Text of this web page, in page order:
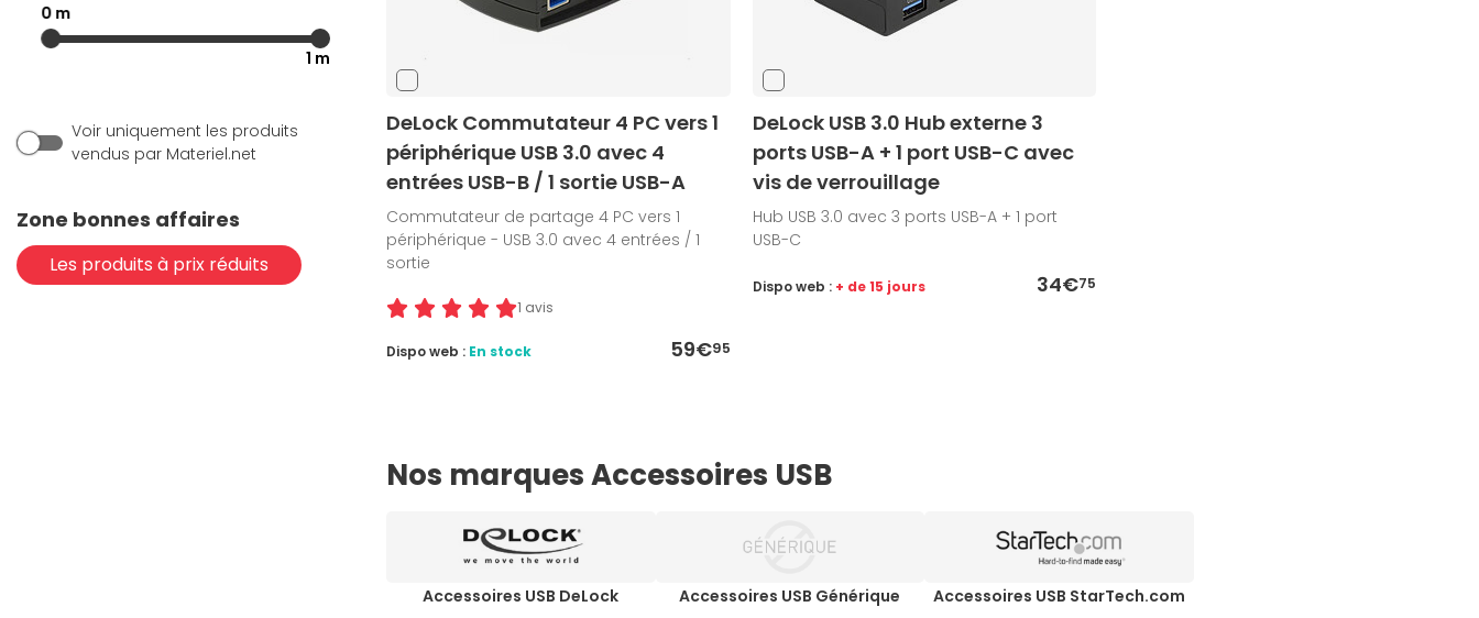
0 m
1 m
Voir uniquement les produits
vendus par Materiel.net
Zone bonnes affaires
Les produits à prix réduits
DeLock Commutateur 4 PC vers 1
périphérique USB 3.0 avec 4
entrées USB-B / 1 sortie USB-A
Commutateur de partage 4 PC vers 1
périphérique - USB 3.0 avec 4 entrées / 1
sortie
1 avis
59€95
Dispo web : En stock
DeLock USB 3.0 Hub externe 3
ports USB-A + 1 port USB-C avec
vis de verrouillage
Hub USB 3.0 avec 3 ports USB-A + 1 port
USB-C
34€75
Dispo web : + de 15 jours
Nos marques Accessoires USB
Accessoires USB DeLock Accessoires USB Générique Accessoires USB StarTech.com